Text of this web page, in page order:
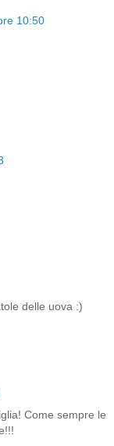
10:50
delle uova :)
Come sempre le